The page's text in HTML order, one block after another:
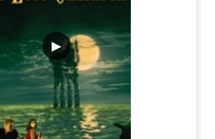
▶